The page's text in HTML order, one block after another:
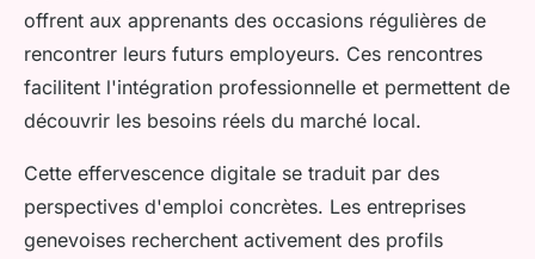
offrent aux apprenants des occasions régulières de
rencontrer leurs futurs employeurs. Ces rencontres
facilitent l'intégration professionnelle et permettent de
découvrir les besoins réels du marché local.
Cette effervescence digitale se traduit par des
perspectives d'emploi concrètes. Les entreprises
genevoises recherchent activement des profils